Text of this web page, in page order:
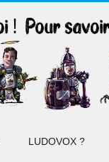
LUDOVOX ?